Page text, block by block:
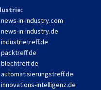
news-in-industry.com
news-in-industry.de
industrietreff.de
packtreff.de
blechtreff.de
automatisierungstreff.de
innovations-intelligenz.de